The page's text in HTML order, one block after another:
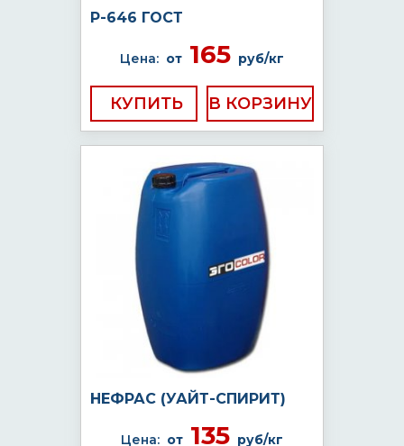
Р-646 ГОСТ
Цена: от 165 руб/кг
КУПИТЬ
НЕФРАС (УАЙТ-СПИРИТ)
Цена: от 135 руб/кг